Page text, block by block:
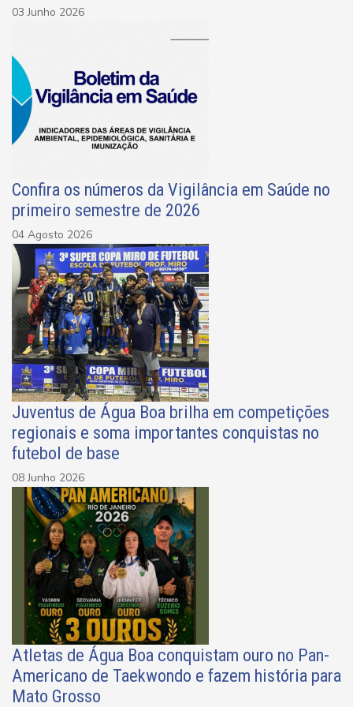
03 Junho 2026
Confira os números da Vigilância em Saúde no
primeiro semestre de 2026
04 Agosto 2026
Juventus de Água Boa brilha em competições
regionais e soma importantes conquistas no
futebol de base
08 Junho 2026
Atletas de Água Boa conquistam ouro no Pan-
Americano de Taekwondo e fazem história para
Mato Grosso